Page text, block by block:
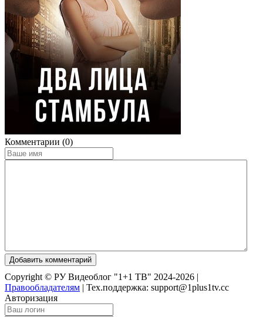
Комментарии (0)
Добавить комментарий
Copyright © РУ Видеоблог "1+1 ТВ" 2024-2026 |
Правообладателям | Тех.поддержка: support@1plus1tv.cc
Авторизация